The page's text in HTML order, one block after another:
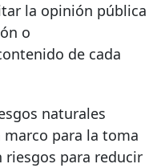
la opinión pública
o
de cada
naturales
marco para la toma
riesgos para reducir